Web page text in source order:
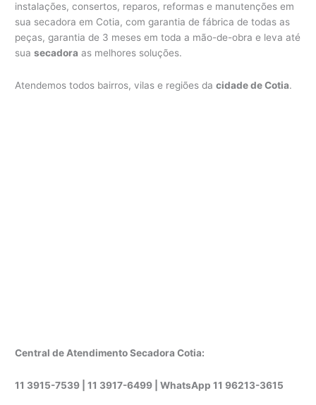
instalações, consertos, reparos, reformas e manutenções em
sua secadora em Cotia, com garantia de fábrica de todas as
peças, garantia de 3 meses em toda a mão-de-obra e leva até
suasecadora as melhores soluções.
Atendemos todos bairros, vilas e regiões dacidade de Cotia.
Central de Atendimento Secadora Cotia:
11 3915-7539 | 11 3917-6499 |WhatsApp11 96213-3615